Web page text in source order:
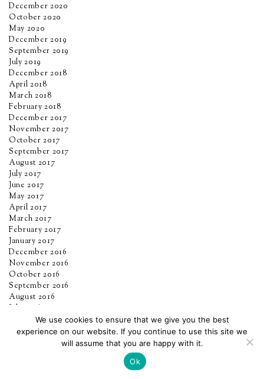
December 2020
October 2020
May 2020
December 2019
September 2019
July 2019
December 2018
April 2018
March 2018
February 2018
December 2017
November 2017
October 2017
September 2017
August 2017
July 2017
June 2017
May 2017
April 2017
March 2017
February 2017
January 2017
December 2016
November 2016
October 2016
September 2016
August 2016
July 2016
June 2016
May 2016
BLOGLOVIN
We use cookies to ensure that we give you the best
experience on our website. If you continue to use this site we
will assume that you are happy with it.
Ok